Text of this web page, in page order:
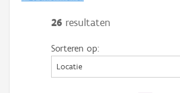
Aanduidingsobject
Waarneming
26 resultaten
Sorteren op: